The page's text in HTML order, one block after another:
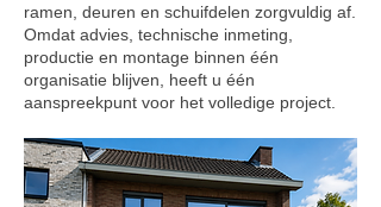
ramen, deuren en schuifdelen zorgvuldig af.
Omdat advies, technische inmeting,
productie en montage binnen één
organisatie blijven, heeft u één
aanspreekpunt voor het volledige project.